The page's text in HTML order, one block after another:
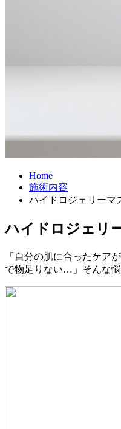
Home
施術内容
ハイドロジェリーマ
ハイドロジェリ
「自分の肌に合ったケア
で物足りない…」そんな